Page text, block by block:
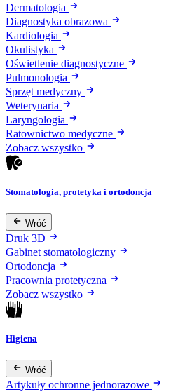
Dermatologia
Diagnostyka obrazowa
Kardiologia
Okulistyka
Oświetlenie diagnostyczne
Pulmonologia
Sprzęt medyczny
Weterynaria
Laryngologia
Ratownictwo medyczne
Zobacz wszystko
Stomatologia, protetyka i ortodoncja
Wróć
Druk 3D
Gabinet stomatologiczny
Ortodoncja
Pracownia protetyczna
Zobacz wszystko
Higiena
Wróć
Artykuły ochronne jednorazowe